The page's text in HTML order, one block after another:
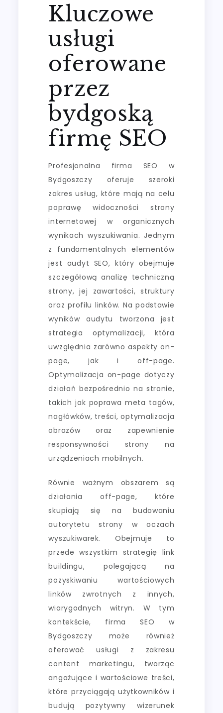
Kluczowe
usługi
oferowane
przez
bydgoską
firmę SEO
Profesjonalna firma SEO w
Bydgoszczy oferuje szeroki
zakres usług, które mają na celu
poprawę widoczności strony
internetowej w organicznych
wynikach wyszukiwania. Jednym
z fundamentalnych elementów
jest audyt SEO, który obejmuje
szczegółową analizę techniczną
strony, jej zawartości, struktury
oraz profilu linków. Na podstawie
wyników audytu tworzona jest
strategia optymalizacji, która
uwzględnia zarówno aspekty on-
page, jak i off-page.
Optymalizacja on-page dotyczy
działań bezpośrednio na stronie,
takich jak poprawa meta tagów,
nagłówków, treści, optymalizacja
obrazów oraz zapewnienie
responsywności strony na
urządzeniach mobilnych.
Równie ważnym obszarem są
działania off-page, które
skupiają się na budowaniu
autorytetu strony w oczach
wyszukiwarek. Obejmuje to
przede wszystkim strategię link
buildingu, polegającą na
pozyskiwaniu wartościowych
linków zwrotnych z innych,
wiarygodnych witryn. W tym
kontekście, firma SEO w
Bydgoszczy może również
oferować usługi z zakresu
content marketingu, tworząc
angażujące i wartościowe treści,
które przyciągają użytkowników i
budują pozytywny wizerunek